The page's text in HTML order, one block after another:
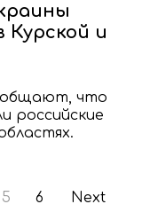
Курской и
что
российские
5 6 Next